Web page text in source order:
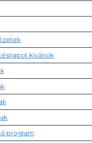
kívánok
program